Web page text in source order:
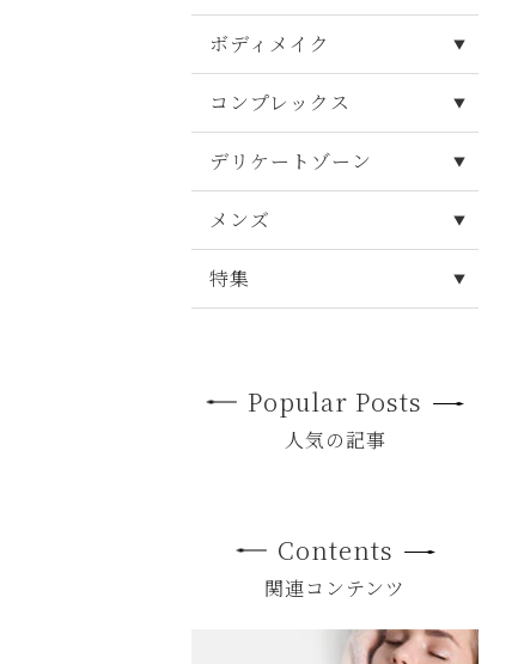
ボディメイク
コンプレックス
デリケートゾーン
メンズ
特集
Popular Posts
人気の記事
Contents
関連コンテンツ